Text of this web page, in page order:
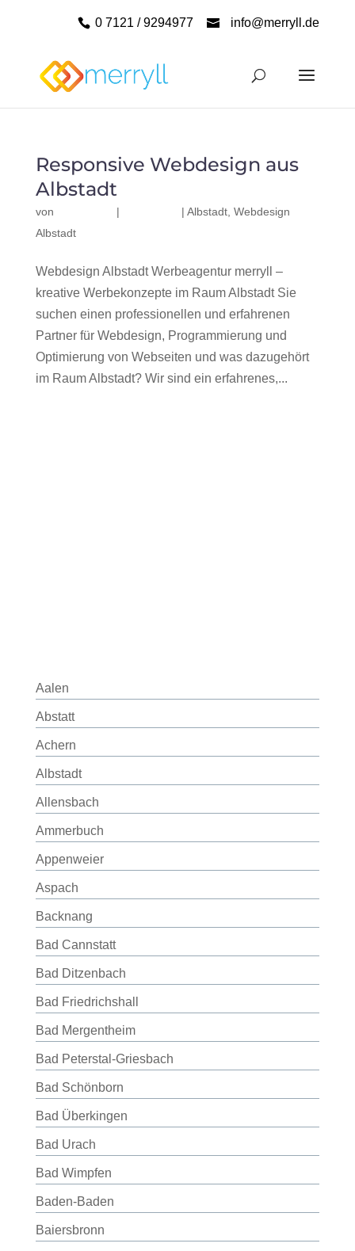
0 7121 / 9294977 info@merryll.de
Responsive Webdesign aus
Albstadt
von | | Albstadt, Webdesign
Albstadt
Webdesign Albstadt Werbeagentur merryll –
kreative Werbekonzepte im Raum Albstadt Sie
suchen einen professionellen und erfahrenen
Partner für Webdesign, Programmierung und
Optimierung von Webseiten und was dazugehört
im Raum Albstadt? Wir sind ein erfahrenes,...
Aalen
Abstatt
Achern
Albstadt
Allensbach
Ammerbuch
Appenweier
Aspach
Backnang
Bad Cannstatt
Bad Ditzenbach
Bad Friedrichshall
Bad Mergentheim
Bad Peterstal-Griesbach
Bad Schönborn
Bad Überkingen
Bad Urach
Bad Wimpfen
Baden-Baden
Baiersbronn